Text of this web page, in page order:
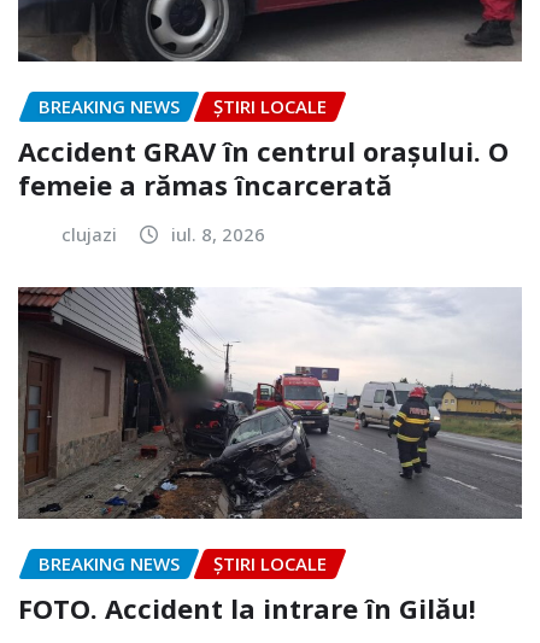
BREAKING NEWS ȘTIRI LOCALE
Accident GRAV în centrul orașului. O
femeie a rămas încarcerată
clujazi iul. 8, 2026
BREAKING NEWS ȘTIRI LOCALE
FOTO. Accident la intrare în Gilău!